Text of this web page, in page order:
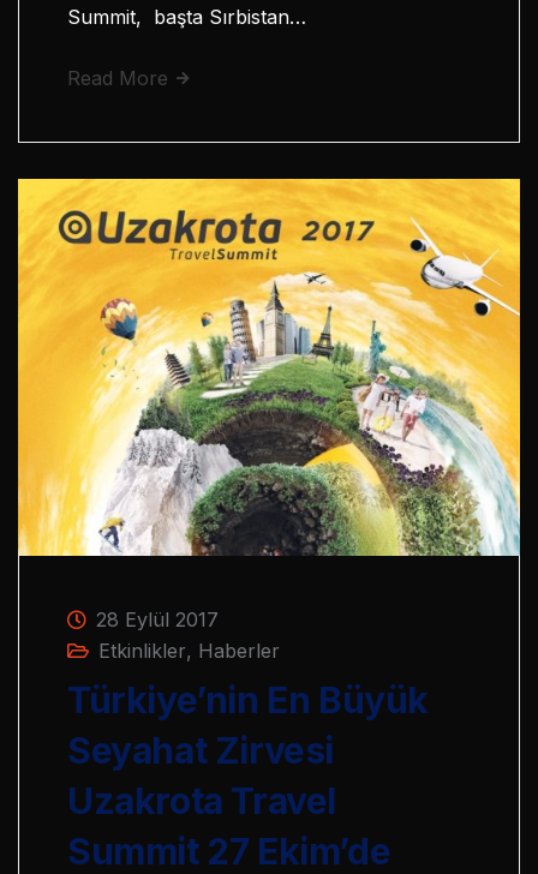
Summit, başta Sırbistan…
Read More
28 Eylül 2017
Etkinlikler, Haberler
Türkiye’nin En Büyük
Seyahat Zirvesi
Uzakrota Travel
Summit 27 Ekim’de